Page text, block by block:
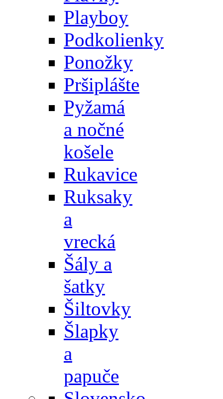
Playboy
Podkolienky
Ponožky
Pršiplášte
Pyžamá
a nočné
košele
Rukavice
Ruksaky
a
vrecká
Šály a
šatky
Šiltovky
Šlapky
a
papuče